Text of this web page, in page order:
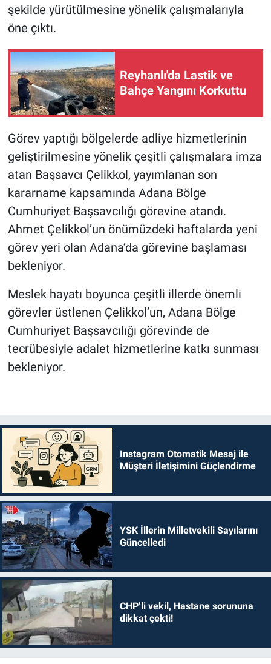
şekilde yürütülmesine yönelik çalışmalarıyla
öne çıktı.
Reyhanlı'da Lastik ve
Bahçe Yangını Korkuttu
Görev yaptığı bölgelerde adliye hizmetlerinin
geliştirilmesine yönelik çeşitli çalışmalara imza
atan Başsavcı Çelikkol, yayımlanan son
kararname kapsamında Adana Bölge
Cumhuriyet Başsavcılığı görevine atandı.
Ahmet Çelikkol’un önümüzdeki haftalarda yeni
görev yeri olan Adana’da görevine başlaması
bekleniyor.
Meslek hayatı boyunca çeşitli illerde önemli
görevler üstlenen Çelikkol’un, Adana Bölge
Cumhuriyet Başsavcılığı görevinde de
tecrübesiyle adalet hizmetlerine katkı sunması
bekleniyor.
Instagram Otomatik Mesaj ile
Müşteri İletişimini Güçlendirme
YSK İllerin Milletvekili Sayılarını
Güncelledi
CHP’li vekil, Hastane sorununa
dikkat çekti!